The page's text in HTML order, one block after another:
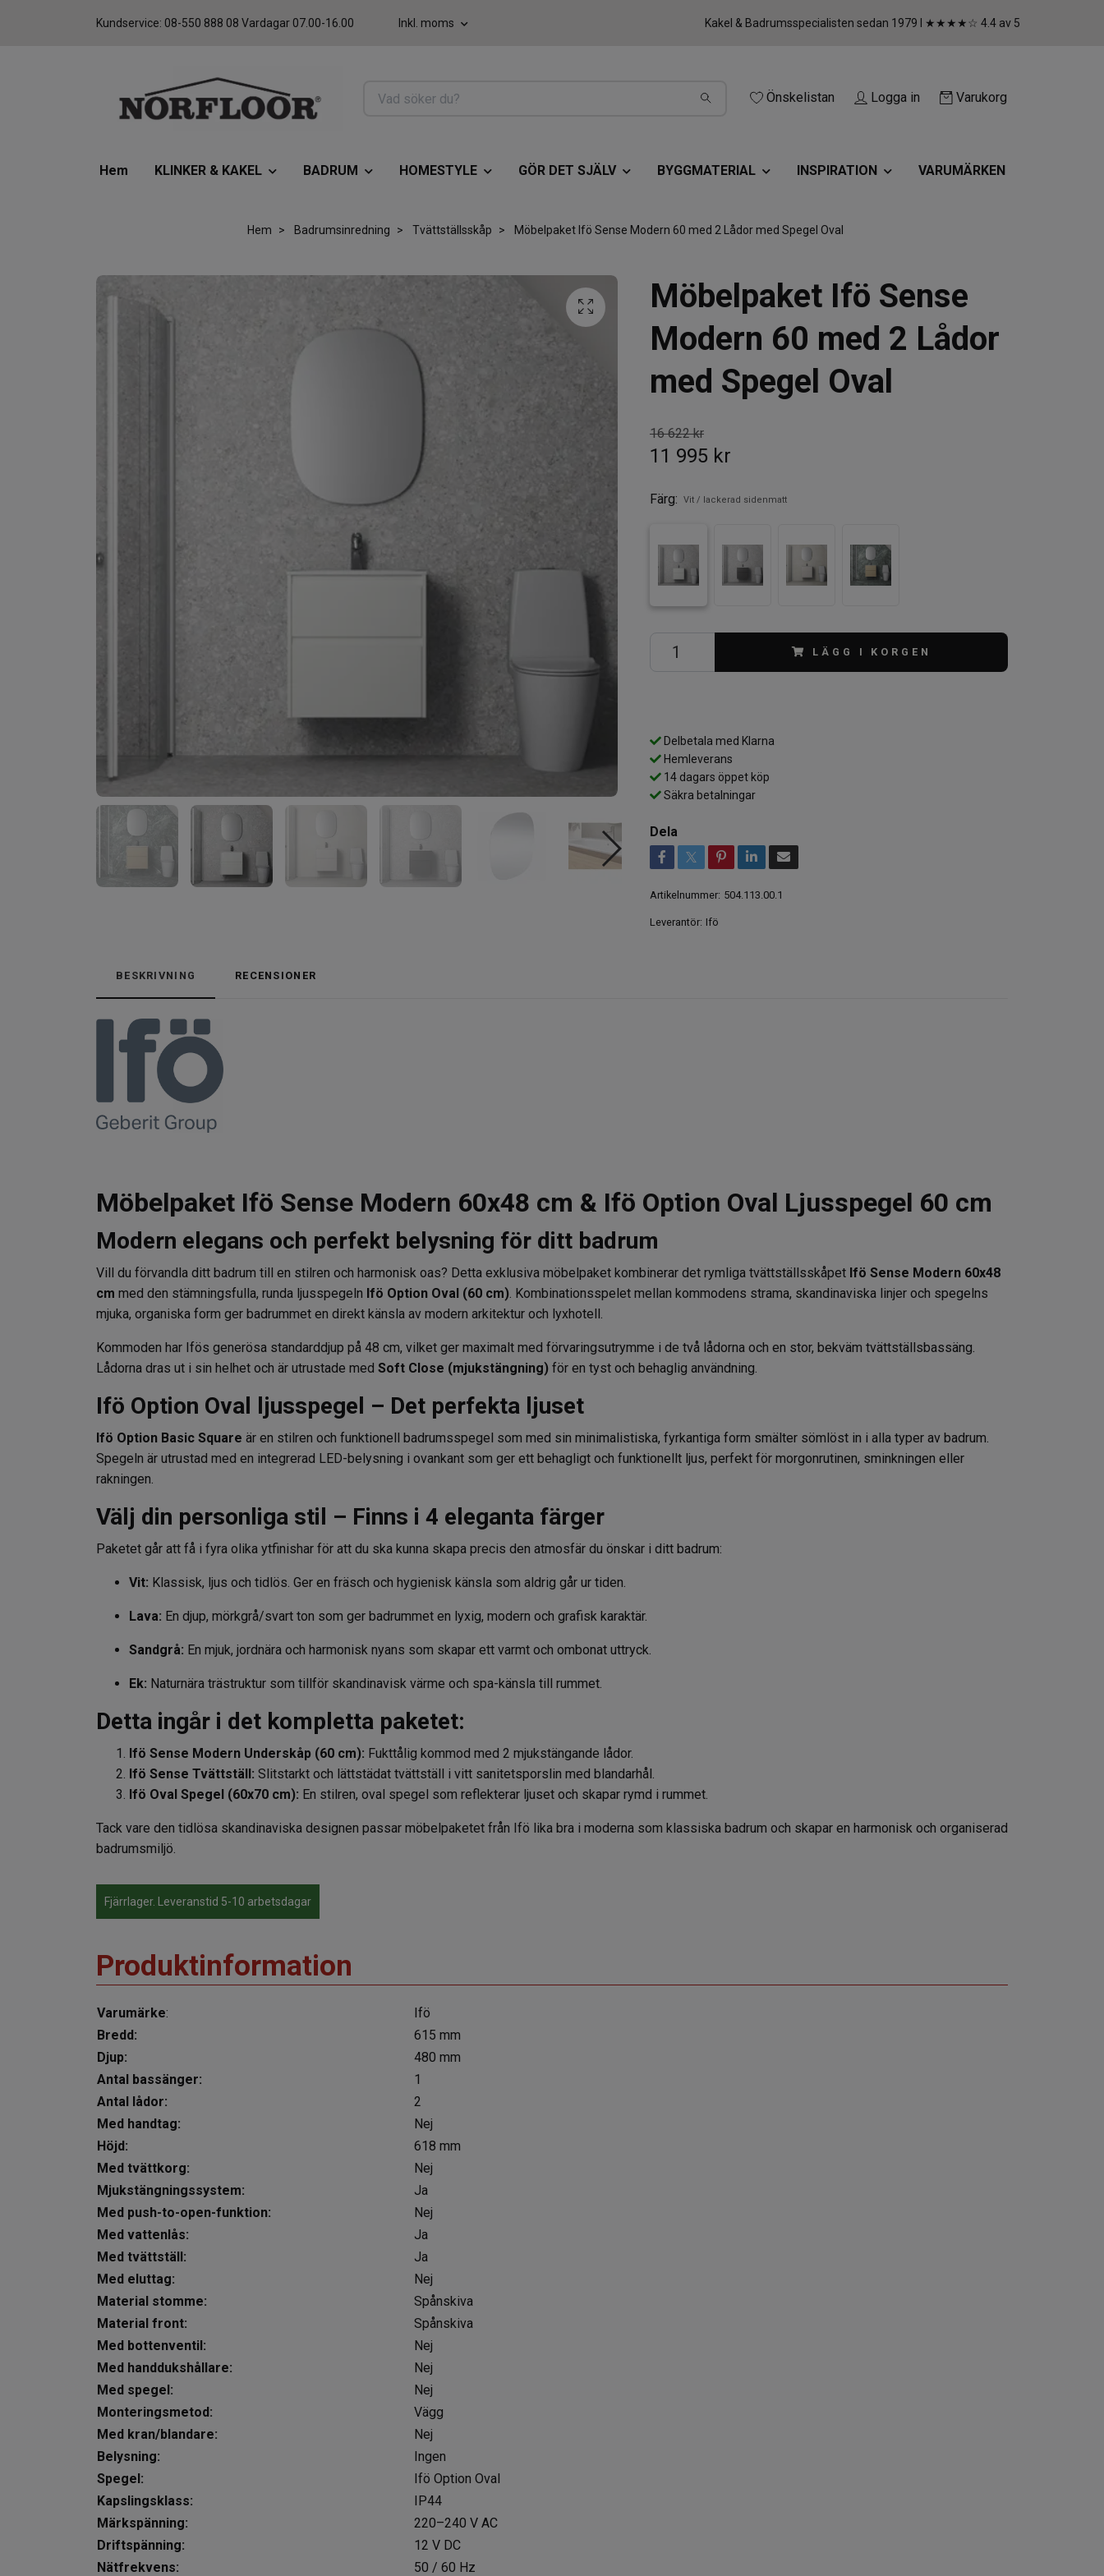
Kundservice: 08-550 888 08 Vardagar 07.00-16.00 Inkl. moms Kakel & Badrumsspecialisten sedan 1979 I ★★★★☆ 4.4 av 5
Önskelistan Logga in Varukorg
Hem KLINKER & KAKEL BADRUM HOMESTYLE GÖR DET SJÄLV BYGGMATERIAL INSPIRATION VARUMÄRKEN
Hem Badrumsinredning Tvättställsskåp Möbelpaket Ifö Sense Modern 60 med 2 Lådor med Spegel Oval
Möbelpaket Ifö Sense
Modern 60 med 2 Lådor
med Spegel Oval
16 622 kr
11 995 kr
Färg: Vit / lackerad sidenmatt
LÄGG I KORGEN
Delbetala med Klarna
Hemleverans
14 dagars öppet köp
Säkra betalningar
Dela
Artikelnummer: 504.113.00.1
Leverantör: Ifö
BESKRIVNING RECENSIONER
Möbelpaket Ifö Sense Modern 60x48 cm & Ifö Option Oval Ljusspegel 60 cm
Modern elegans och perfekt belysning för ditt badrum
Vill du förvandla ditt badrum till en stilren och harmonisk oas? Detta exklusiva möbelpaket kombinerar det rymliga tvättställsskåpet Ifö Sense Modern 60x48
cm med den stämningsfulla, runda ljusspegeln Ifö Option Oval (60 cm). Kombinationsspelet mellan kommodens strama, skandinaviska linjer och spegelns
mjuka, organiska form ger badrummet en direkt känsla av modern arkitektur och lyxhotell.
Kommoden har Ifös generösa standarddjup på 48 cm, vilket ger maximalt med förvaringsutrymme i de två lådorna och en stor, bekväm tvättställsbassäng.
Lådorna dras ut i sin helhet och är utrustade med Soft Close (mjukstängning) för en tyst och behaglig användning.
Ifö Option Oval ljusspegel – Det perfekta ljuset
Ifö Option Basic Square är en stilren och funktionell badrumsspegel som med sin minimalistiska, fyrkantiga form smälter sömlöst in i alla typer av badrum.
Spegeln är utrustad med en integrerad LED-belysning i ovankant som ger ett behagligt och funktionellt ljus, perfekt för morgonrutinen, sminkningen eller
rakningen.
Välj din personliga stil – Finns i 4 eleganta färger
Paketet går att få i fyra olika ytfinishar för att du ska kunna skapa precis den atmosfär du önskar i ditt badrum:
Vit: Klassisk, ljus och tidlös. Ger en fräsch och hygienisk känsla som aldrig går ur tiden.
Lava: En djup, mörkgrå/svart ton som ger badrummet en lyxig, modern och grafisk karaktär.
Sandgrå: En mjuk, jordnära och harmonisk nyans som skapar ett varmt och ombonat uttryck.
Ek: Naturnära trästruktur som tillför skandinavisk värme och spa-känsla till rummet.
Detta ingår i det kompletta paketet:
Ifö Sense Modern Underskåp (60 cm): Fukttålig kommod med 2 mjukstängande lådor.
Ifö Sense Tvättställ: Slitstarkt och lättstädat tvättställ i vitt sanitetsporslin med blandarhål.
Ifö Oval Spegel (60x70 cm): En stilren, oval spegel som reflekterar ljuset och skapar rymd i rummet.
Tack vare den tidlösa skandinaviska designen passar möbelpaketet från Ifö lika bra i moderna som klassiska badrum och skapar en harmonisk och organiserad
badrumsmiljö.
Fjärrlager. Leveranstid 5-10 arbetsdagar
Produktinformation
Varumärke:
Ifö
Bredd:
615 mm
Djup:
480 mm
Antal bassänger:
1
Antal lådor:
2
Med handtag:
Nej
Höjd:
618 mm
Med tvättkorg:
Nej
Mjukstängningssystem:
Ja
Med push-to-open-funktion:
Nej
Med vattenlås:
Ja
Med tvättställ:
Ja
Med eluttag:
Nej
Material stomme:
Spånskiva
Material front:
Spånskiva
Med bottenventil:
Nej
Med handdukshållare:
Nej
Med spegel:
Nej
Monteringsmetod:
Vägg
Med kran/blandare:
Nej
Belysning:
Ingen
Spegel:
Ifö Option Oval
Kapslingsklass:
IP44
Märkspänning:
220–240 V AC
Driftspänning:
12 V DC
Nätfrekvens:
50 / 60 Hz